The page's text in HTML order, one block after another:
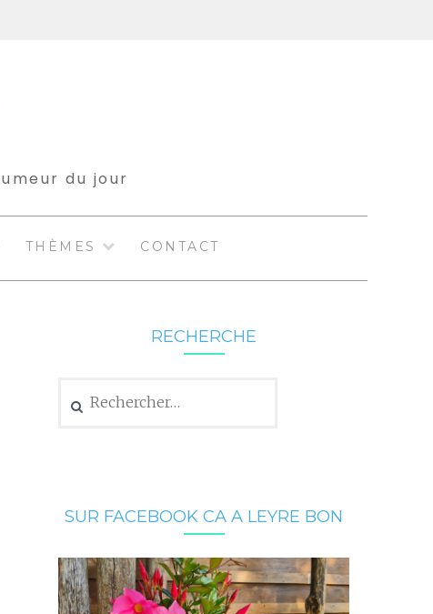
du jour
THÈMES CONTACT
RECHERCHE
SUR FACEBOOK CA A LEYRE BON